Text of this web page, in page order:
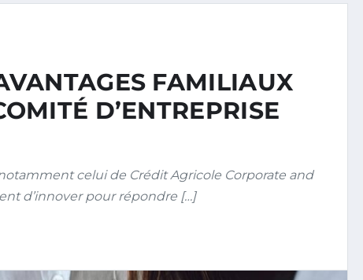
FAMILIAUX
D’ENTREPRISE
celui de Crédit Agricole Corporate and
d’innover pour répondre […]